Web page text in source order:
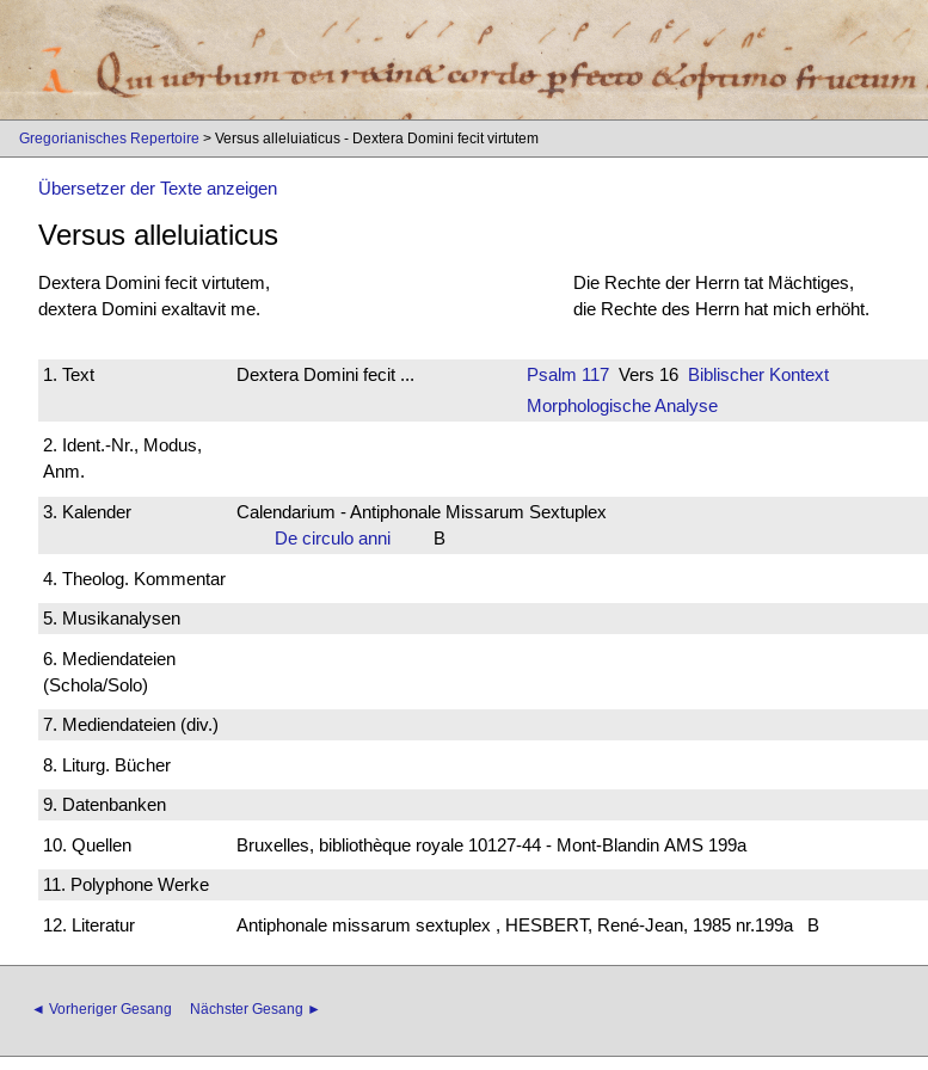
Gregorianisches Repertoire > Versus alleluiaticus - Dextera Domini fecit virtutem
Übersetzer der Texte anzeigen
Versus alleluiaticus
Dextera Domini fecit virtutem,
dextera Domini exaltavit me.
Die Rechte der Herrn tat Mächtiges,
die Rechte des Herrn hat mich erhöht.
1. Text Dextera Domini fecit ... Psalm 117Vers 16 Biblischer Kontext
Morphologische Analyse
2. Ident.-Nr., Modus,
Anm.
3. Kalender
Calendarium - Antiphonale Missarum Sextuplex
De circulo anni
B
4. Theolog. Kommentar
5. Musikanalysen
6. Mediendateien
(Schola/Solo)
7. Mediendateien (div.)
8. Liturg. Bücher
9. Datenbanken
10. Quellen
Bruxelles, bibliothèque royale 10127-44 - Mont-Blandin AMS 199a
11. Polyphone Werke
12. Literatur
Antiphonale missarum sextuplex , HESBERT, René-Jean, 1985 nr.199a B
◄ Vorheriger Gesang Nächster Gesang ►